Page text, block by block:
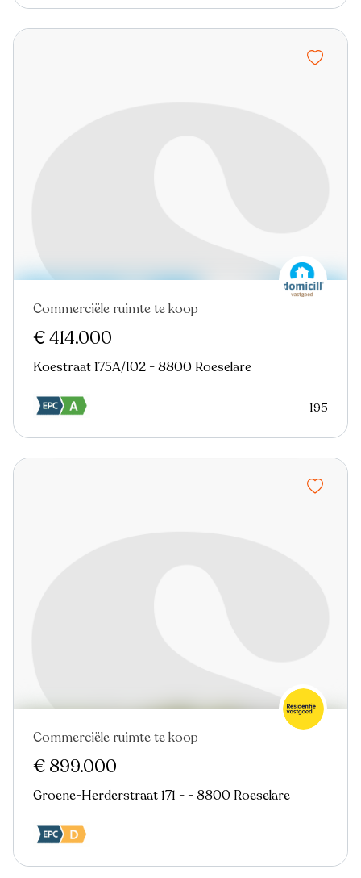
Commerciële ruimte te koop
€ 414.000
Koestraat 175A/102 - 8800 Roeselare
195
Commerciële ruimte te koop
€ 899.000
Groene-Herderstraat 171 - - 8800 Roeselare